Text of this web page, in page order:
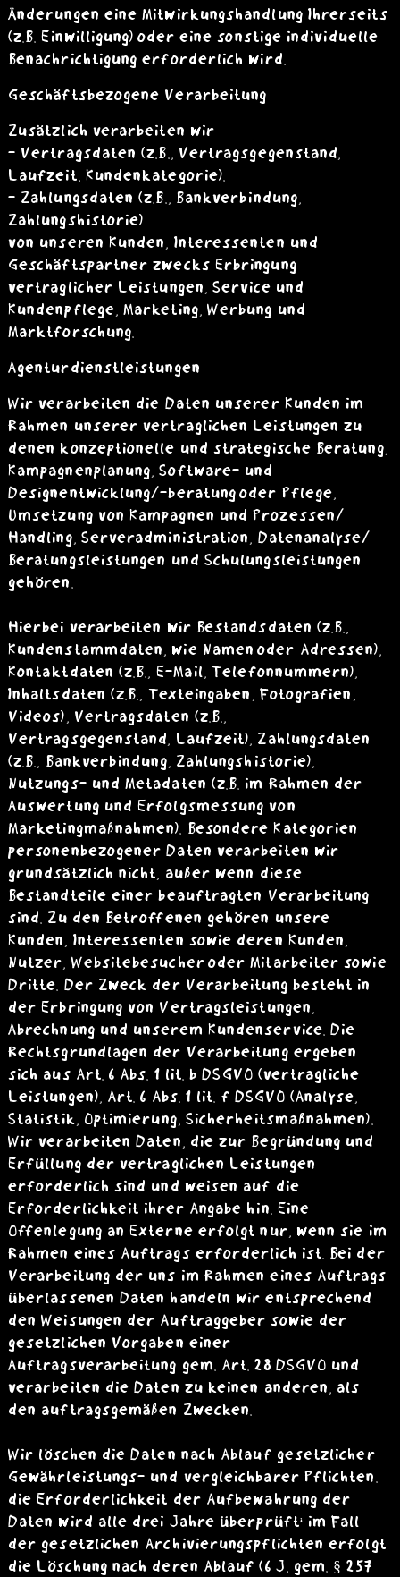
Änderungen eine Mitwirkungshandlung Ihrerseits
(z.B. Einwilligung) oder eine sonstige individuelle
Benachrichtigung erforderlich wird.
Geschäftsbezogene Verarbeitung
Zusätzlich verarbeiten wir
- Vertragsdaten (z.B., Vertragsgegenstand,
Laufzeit, Kundenkategorie).
- Zahlungsdaten (z.B., Bankverbindung,
Zahlungshistorie)
von unseren Kunden, Interessenten und
Geschäftspartner zwecks Erbringung
vertraglicher Leistungen, Service und
Kundenpflege, Marketing, Werbung und
Marktforschung.
Agenturdienstleistungen
Wir verarbeiten die Daten unserer Kunden im
Rahmen unserer vertraglichen Leistungen zu
denen konzeptionelle und strategische Beratung,
Kampagnenplanung, Software- und
Designentwicklung/-beratung oder Pflege,
Umsetzung von Kampagnen und Prozessen/
Handling, Serveradministration, Datenanalyse/
Beratungsleistungen und Schulungsleistungen
gehören.
Hierbei verarbeiten wir Bestandsdaten (z.B.,
Kundenstammdaten, wie Namen oder Adressen),
Kontaktdaten (z.B., E-Mail, Telefonnummern),
Inhaltsdaten (z.B., Texteingaben, Fotografien,
Videos), Vertragsdaten (z.B.,
Vertragsgegenstand, Laufzeit), Zahlungsdaten
(z.B., Bankverbindung, Zahlungshistorie),
Nutzungs- und Metadaten (z.B. im Rahmen der
Auswertung und Erfolgsmessung von
Marketingmaßnahmen). Besondere Kategorien
personenbezogener Daten verarbeiten wir
grundsätzlich nicht, außer wenn diese
Bestandteile einer beauftragten Verarbeitung
sind. Zu den Betroffenen gehören unsere
Kunden, Interessenten sowie deren Kunden,
Nutzer, Websitebesucher oder Mitarbeiter sowie
Dritte. Der Zweck der Verarbeitung besteht in
der Erbringung von Vertragsleistungen,
Abrechnung und unserem Kundenservice. Die
Rechtsgrundlagen der Verarbeitung ergeben
sich aus Art. 6 Abs. 1 lit. b DSGVO (vertragliche
Leistungen), Art. 6 Abs. 1 lit. f DSGVO (Analyse,
Statistik, Optimierung, Sicherheitsmaßnahmen).
Wir verarbeiten Daten, die zur Begründung und
Erfüllung der vertraglichen Leistungen
erforderlich sind und weisen auf die
Erforderlichkeit ihrer Angabe hin. Eine
Offenlegung an Externe erfolgt nur, wenn sie im
Rahmen eines Auftrags erforderlich ist. Bei der
Verarbeitung der uns im Rahmen eines Auftrags
überlassenen Daten handeln wir entsprechend
den Weisungen der Auftraggeber sowie der
gesetzlichen Vorgaben einer
Auftragsverarbeitung gem. Art. 28 DSGVO und
verarbeiten die Daten zu keinen anderen, als
den auftragsgemäßen Zwecken.
Wir löschen die Daten nach Ablauf gesetzlicher
Gewährleistungs- und vergleichbarer Pflichten.
die Erforderlichkeit der Aufbewahrung der
Daten wird alle drei Jahre überprüft; im Fall
der gesetzlichen Archivierungspflichten erfolgt
die Löschung nach deren Ablauf (6 J, gem. § 257